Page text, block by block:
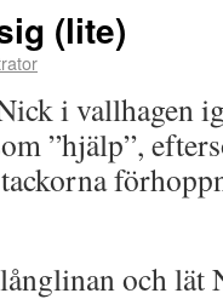
(lite)
i vallhagen
”hjälp”,
och lät